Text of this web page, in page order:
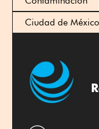
Ciudad de México